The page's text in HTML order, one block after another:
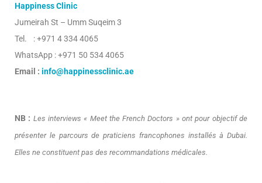
Happiness Clinic
Jumeirah St – Umm Suqeim 3
Tel. : +971 4 334 4065
WhatsApp : +971 50 534 4065
Email : info@happinessclinic.ae
NB : Les interviews « Meet the French Doctors » ont pour objectif de
présenter le parcours de praticiens francophones installés à Dubai.
Elles ne constituent pas des recommandations médicales.